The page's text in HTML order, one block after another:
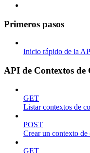
Primeros pasos
Inicio rápido de la
API de Contextos
GET
Listar contextos de
POST
Crear un contexto
GET